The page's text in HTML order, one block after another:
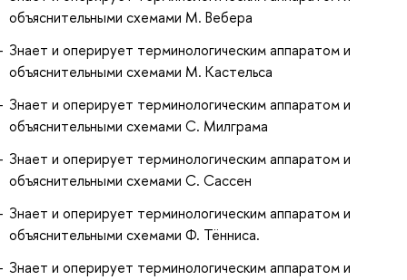
объяснительными схемами М. Вебера
Знает и оперирует терминологическим аппаратом и
объяснительными схемами М. Кастельса
Знает и оперирует терминологическим аппаратом и
объяснительными схемами С. Милграма
Знает и оперирует терминологическим аппаратом и
объяснительными схемами С. Сассен
Знает и оперирует терминологическим аппаратом и
объяснительными схемами Ф. Тённиса.
Знает и оперирует терминологическим аппаратом и